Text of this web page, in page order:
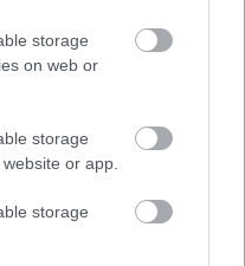
storage
on web or
storage
or app.
storage
Hungary
kép!